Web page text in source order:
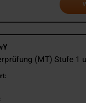
(MT) Stufe 1